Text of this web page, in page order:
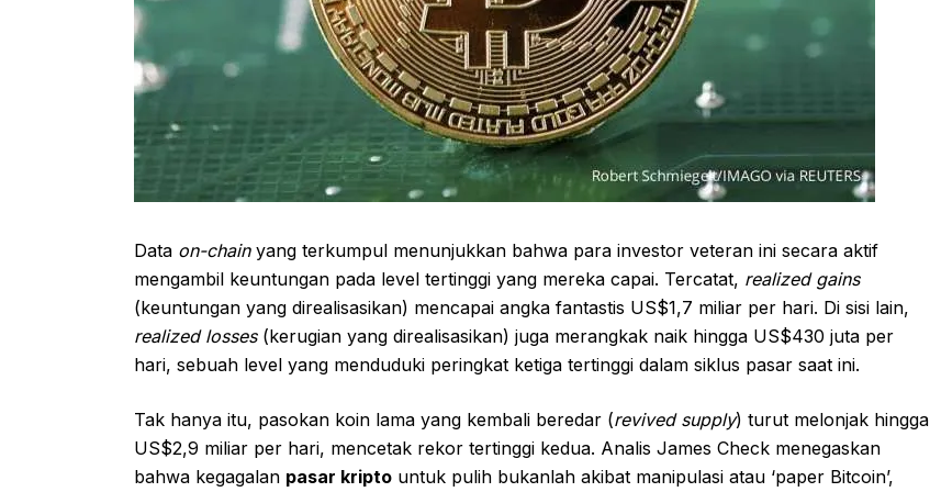
Data on-chainyang terkumpul menunjukkan bahwa para investor veteran ini secara aktif
mengambil keuntungan pada level tertinggi yang mereka capai. Tercatat, realized gains
(keuntungan yang direalisasikan) mencapai angka fantastis US$1,7 miliar per hari. Di sisi lain,
realized losses(kerugian yang direalisasikan) juga merangkak naik hingga US$430 juta per
hari, sebuah level yang menduduki peringkat ketiga tertinggi dalam siklus pasar saat ini.
Tak hanya itu, pasokan koin lama yang kembali beredar (revived supply) turut melonjak hingga
US$2,9 miliar per hari, mencetak rekor tertinggi kedua. Analis James Check menegaskan
bahwa kegagalan pasar kripto untuk pulih bukanlah akibat manipulasi atau ‘paper Bitcoin’,